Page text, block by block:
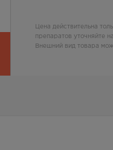
Цена действительна
препаратов уточняйте
Внешний вид товара